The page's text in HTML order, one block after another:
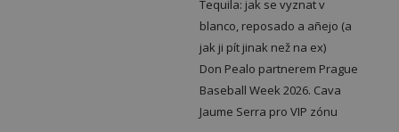
Tequila: jak se vyznat v
blanco, reposado a añejo (a
jak ji pít jinak než na ex)
Don Pealo partnerem Prague
Baseball Week 2026. Cava
Jaume Serra pro VIP zónu